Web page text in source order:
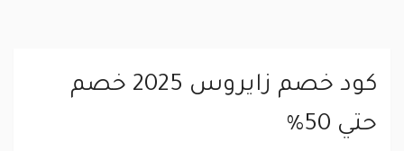
كود خصم زايروس 2025 خصم
حتي 50%